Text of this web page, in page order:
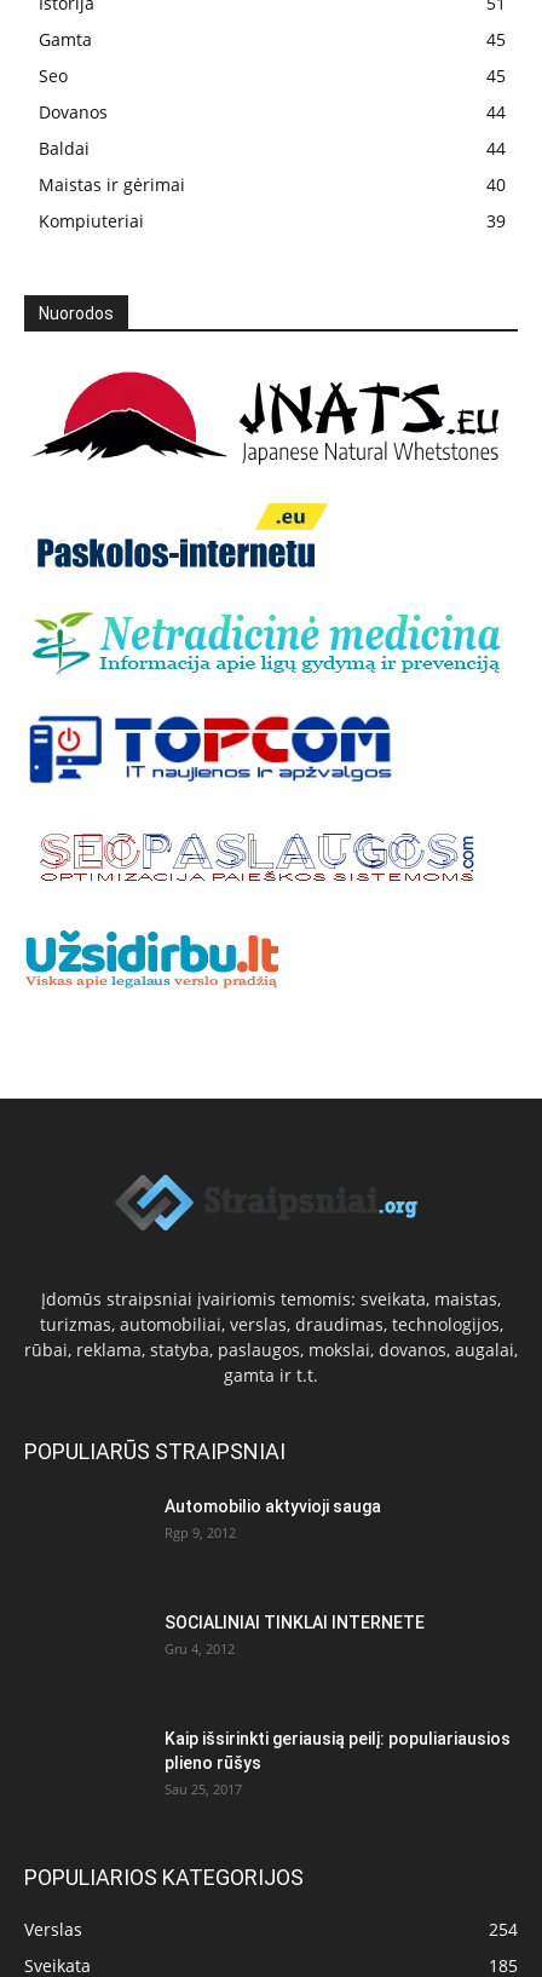
Gamta
45
Seo
45
Dovanos
44
Baldai
44
Maistas ir gėrimai
40
Kompiuteriai
39
Nuorodos
Įdomūs straipsniai įvairiomis temomis: sveikata, maistas,
turizmas, automobiliai, verslas, draudimas, technologijos,
rūbai, reklama, statyba, paslaugos, mokslai, dovanos, augalai,
gamta ir t.t.
POPULIARŪS STRAIPSNIAI
Automobilio aktyvioji sauga
Rgp 9, 2012
SOCIALINIAI TINKLAI INTERNETE
Gru 4, 2012
Kaip išsirinkti geriausią peilį: populiariausios
plieno rūšys
Sau 25, 2017
POPULIARIOS KATEGORIJOS
Verslas
254
Sveikata
185